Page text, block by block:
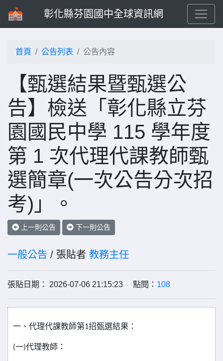
彰化縣芬園國中全球資訊網
首頁 公告列表 公告內容
【甄選結果暨甄選公
告】檢送「彰化縣立芬
園國民中學 115 學年度
第 1 次代理代課教師甄
選簡章(一次公告分次招
考)」。
上一則公告 下一則公告
一般公告 / 張貼者 教務主任
張貼日期： 2026-07-06 21:15:23 點閱： 108
一、代理代課教師第1招甄選結果：
(一)代理教師：